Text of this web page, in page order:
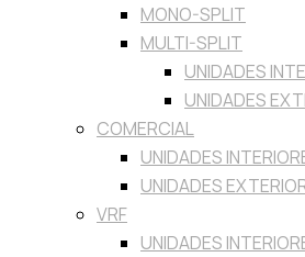
MONO-SPLIT
MULTI-SPLIT
UNIDADES
UNIDADES
COMERCIAL
UNIDADES
UNIDADES
VRF
UNIDADES